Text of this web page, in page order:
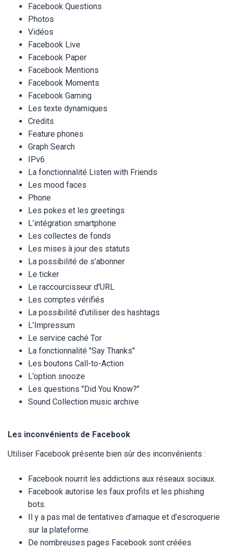
Facebook Questions
Photos
Vidéos
Facebook Live
Facebook Paper
Facebook Mentions
Facebook Moments
Facebook Gaming
Les texte dynamiques
Credits
Feature phones
Graph Search
IPv6
La fonctionnalité Listen with Friends
Les mood faces
Phone
Les pokes et les greetings
L’intégration smartphone
Les collectes de fonds
Les mises à jour des statuts
La possibilité de s’abonner
Le ticker
Le raccourcisseur d'URL
Les comptes vérifiés
La possibilité d’utiliser des hashtags
L’Impressum
Le service caché Tor
La fonctionnalité "Say Thanks"
Les boutons Call-to-Action
L’option snooze
Les questions "Did You Know?"
Sound Collection music archive
Les inconvénients de Facebook
Utiliser Facebook présente bien sûr des inconvénients :
Facebook nourrit les addictions aux réseaux sociaux.
Facebook autorise les faux profils et les phishing
bots.
Il y a pas mal de tentatives d’arnaque et d’escroquerie
sur la plateforme.
De nombreuses pages Facebook sont créées